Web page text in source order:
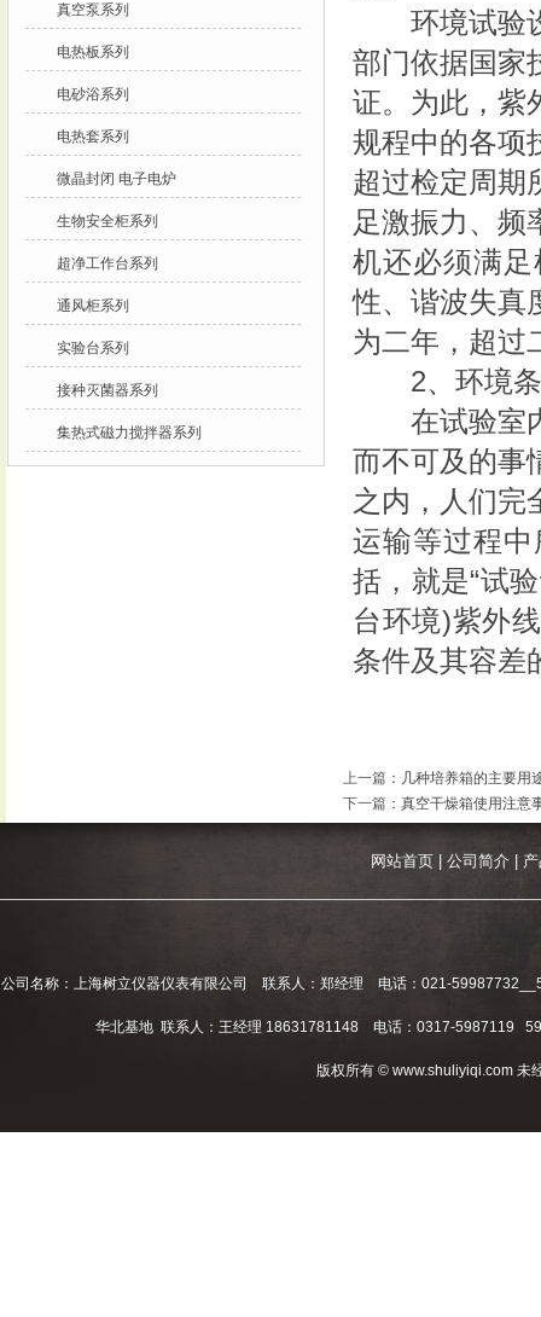
环境试验设
部门依据国家
证。为此，紫
规程中的各项
超过检定周期
足激振力、频
机还必须满
性、谐波失真
为二年，超过
2、环境条
在试验室内
而不可及的事
之内，人们完
运输等过程
括，就是“试
台环境)紫外
条件及其容差
上一篇 ： 几种培养箱的主要用
下一篇 ： 真空干燥箱使用注意
真空泵系列
电热板系列
电砂浴系列
电热套系列
微晶封闭 电子电炉
生物安全柜系列
超净工作台系列
通风柜系列
实验台系列
接种灭菌器系列
集热式磁力搅拌器系列
网站首页| 公司简介|
公司名称：上海树立仪器仪表有限公司 联系人：郑经理 电话：021-
华北基地 联系人：王经理 18631781148 电话：0317-5987119
版权所有 © www.shuliyiqi.com 未